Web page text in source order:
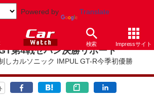
Powered by Translate
検索 Impressサイト
第4戦セパン決勝リポート
しカルソニック IMPUL GT-R今季初優勝